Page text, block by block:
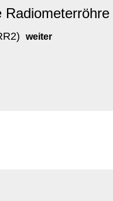
Radiometerröhre
weiter